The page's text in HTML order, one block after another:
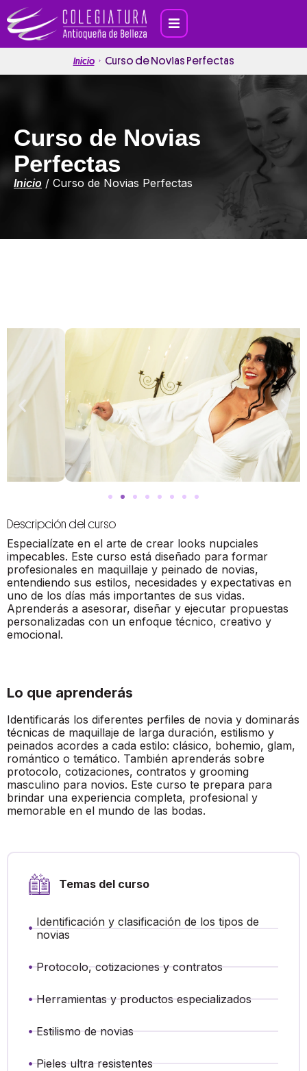
Inicio Curso de Novias Perfectas
Curso de Novias
Perfectas
Inicio / Curso de Novias Perfectas
Descripción del curso
Especialízate en el arte de crear looks nupciales
impecables. Este curso está diseñado para formar
profesionales en maquillaje y peinado de novias,
entendiendo sus estilos, necesidades y expectativas en
uno de los días más importantes de sus vidas.
Aprenderás a asesorar, diseñar y ejecutar propuestas
personalizadas con un enfoque técnico, creativo y
emocional.
Lo que aprenderás
Identificarás los diferentes perfiles de novia y dominarás
técnicas de maquillaje de larga duración, estilismo y
peinados acordes a cada estilo: clásico, bohemio, glam,
romántico o temático. También aprenderás sobre
protocolo, cotizaciones, contratos y grooming
masculino para novios. Este curso te prepara para
brindar una experiencia completa, profesional y
memorable en el mundo de las bodas.
Temas del curso
Identificación y clasificación de los tipos de
novias
Protocolo, cotizaciones y contratos
Herramientas y productos especializados
Estilismo de novias
Pieles ultra resistentes